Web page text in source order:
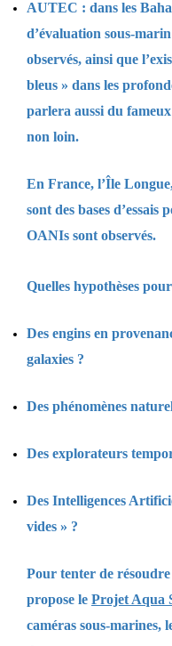
AUTEC : dans les
d’évaluation sous-
observés, ainsi que
bleus » dans les
parlera aussi du
non loin.
En France, l’Île
sont des bases d’essais
OANIs sont observés.
Quelles hypothèses
Des engins en
galaxies ?
Des phénomènes
Des explorateurs
Des Intelligences
vides » ?
Pour tenter de
propose le Projet Aqua
caméras sous-marines,